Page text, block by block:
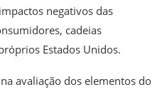
negativos das
cadeias
Estados Unidos.
avaliação dos elementos do